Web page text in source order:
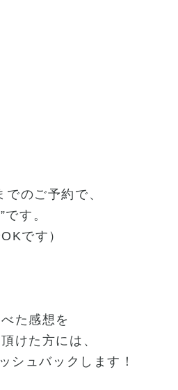
のご予約で、
す。
です）
た感想を
けた方には、
シュバックします！